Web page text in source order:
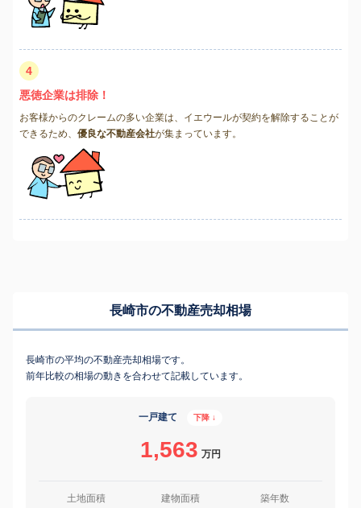
4
悪徳企業は排除！
お客様からのクレームの多い企業は、イエウールが契約を解除することが
できるため、 優良な不動産会社が集まっています。
長崎市の不動産売却相場
長崎市の平均の不動産売却相場です。
前年比較の相場の動きを合わせて記載しています。
一戸建て 下降 ↓
1,563 万円
土地面積 建物面積 築年数